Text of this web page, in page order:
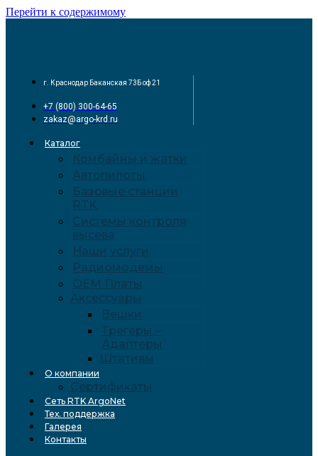
Перейти к содержимому
г. Краснодар Баканская 73Б оф 21
+7 (800) 300-64-65
zakaz@argo-krd.ru
Каталог
Комбайны и жатки
Автопилоты
Базовые станции
RTK
Системы контроля
высева
Наши услуги
Радиомодемы
OEM Платы
Аксессуары
Вешки
Трегеры –
Адаптеры
Штативы
О компании
Сертификаты
Сеть RTK ArgoNet
Тех. поддержка
Галерея
Контакты